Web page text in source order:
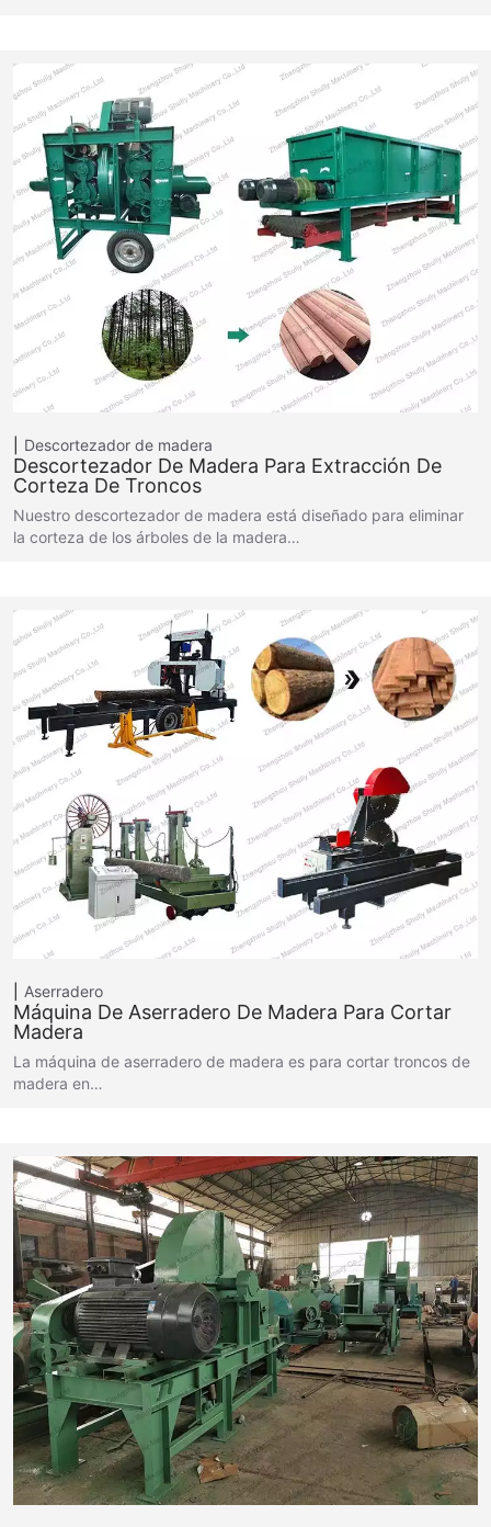
Descortezador de madera
Descortezador De Madera Para Extracción De
Corteza De Troncos
Nuestro descortezador de madera está diseñado para eliminar
la corteza de los árboles de la madera…
Aserradero
Máquina De Aserradero De Madera Para Cortar
Madera
La máquina de aserradero de madera es para cortar troncos de
madera en…